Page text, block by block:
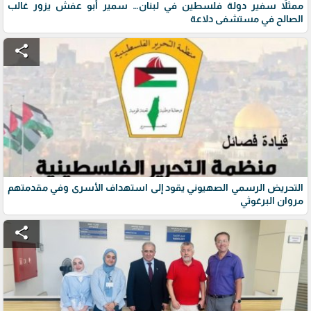
ممثلاً سفير دولة فلسطين في لبنان… سمير أبو عفش يزور غالب
الصالح في مستشفى دلاعة
share
التحريض الرسمي الصهيوني يقود إلى استهداف الأسرى وفي مقدمتهم
مروان البرغوثي
share